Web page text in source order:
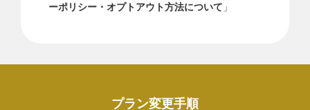
ーポリシー・オプトアウト方法について 」
プラン変更手順